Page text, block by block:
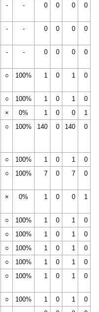
- - 0 0 0 0
- - 0 0 0 0
- - 0 0 0 0
○ 100% 1 0 1 0
○ 100% 1 0 1
0
× 0% 1 0 0 1
○ 100% 140 0 140 0
○ 100% 1 0 1 0
○ 100% 7 0 7 0
× 0% 1 0 0 1
○ 100% 1 0 1
0
○ 100% 1 0 1
0
○ 100% 1 0 1
0
○ 100% 1 0 1 0
○ 100% 1 0 1 0
○ 100% 1 0 1
0